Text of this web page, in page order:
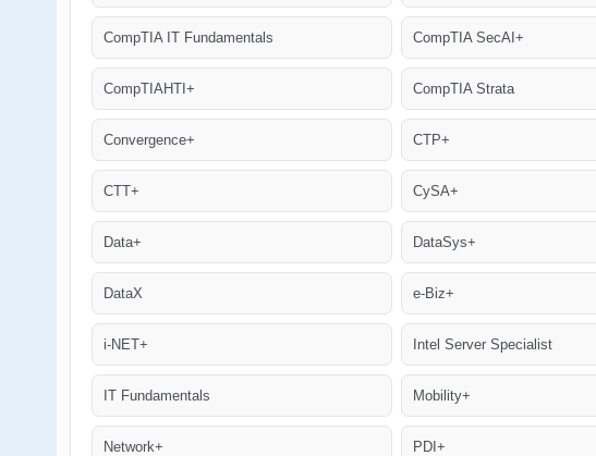
CompTIA IT Fundamentals CompTIA SecAI+
CompTIAHTI+ CompTIA Strata
Convergence+ CTP+
CTT+ CySA+
Data+ DataSys+
DataX e-Biz+
i-NET+ Intel Server Specialist
IT Fundamentals Mobility+
Network+ PDI+